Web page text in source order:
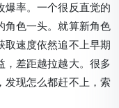
爆率。一个很反直觉的
角色一头。就算新角色
取速度依然追不上早期
，差距越拉越大。很多
发现怎么都赶不上，索